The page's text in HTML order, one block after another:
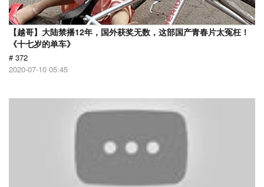
【越哥】大陆禁播12年，国外获奖无数，这部国产青春片太冤枉！
《十七岁的单车》
# 372
2020-07-10 05:45